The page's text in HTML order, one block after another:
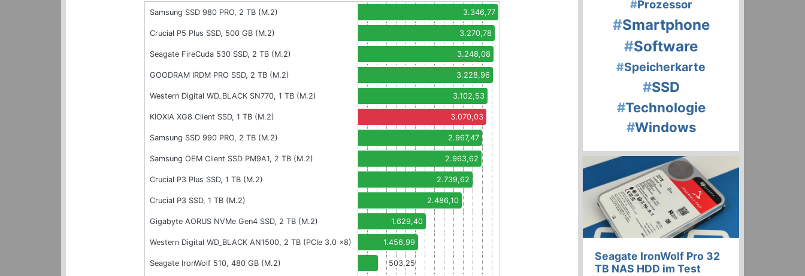
Samsung SSD 980 PRO, 2 TB (M.2) 3.346,77
Crucial P5 Plus SSD, 500 GB (M.2) 3.270,78
Seagate FireCuda 530 SSD, 2 TB (M.2) 3.248,08
GOODRAM IRDM PRO SSD, 2 TB (M.2) 3.228,96
Western Digital WD_BLACK SN770, 1 TB (M.2) 3.102,53
KIOXIA XG8 Client SSD, 1 TB (M.2) 3.070,03
Samsung SSD 990 PRO, 2 TB (M.2) 2.967,47
Samsung OEM Client SSD PM9A1, 2 TB (M.2) 2.963,62
Crucial P3 Plus SSD, 1 TB (M.2) 2.739,62
Crucial P3 SSD, 1 TB (M.2) 2.486,10
Gigabyte AORUS NVMe Gen4 SSD, 2 TB (M.2) 1.629,40
Western Digital WD_BLACK AN1500, 2 TB (PCIe 3.0 x8) 1.456,99
Seagate IronWolf 510, 480 GB (M.2) 503,25
#Prozessor
#Smartphone
#Software
#Speicherkarte
#SSD
#Technologie
#Windows
Seagate IronWolf Pro 32
TB NAS HDD im Test